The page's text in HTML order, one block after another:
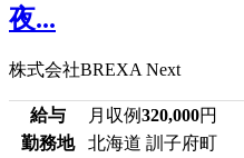
夜...
株式会社BREXA Next
給与 月収例320,000円
勤務地
北海道 訓子府町